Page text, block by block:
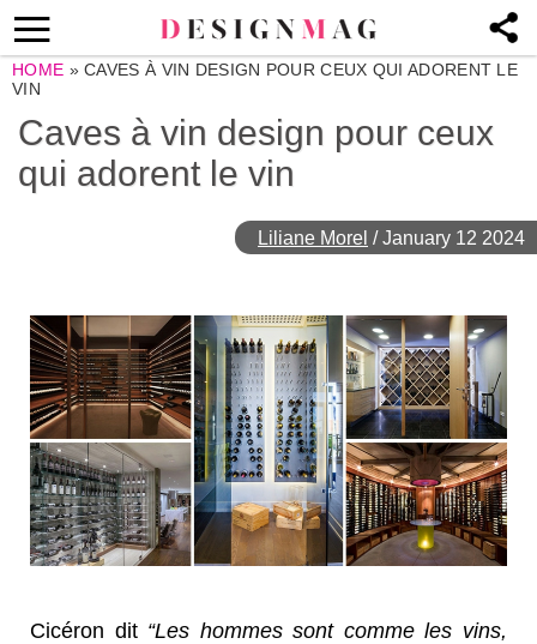
HOME »CAVES À VIN DESIGN POUR CEUX QUI ADORENT LE
VIN
Caves à vin design pour ceux
qui adorent le vin
Liliane Morel /January 12 2024
Cicéron dit “Les hommes sont comme les vins,